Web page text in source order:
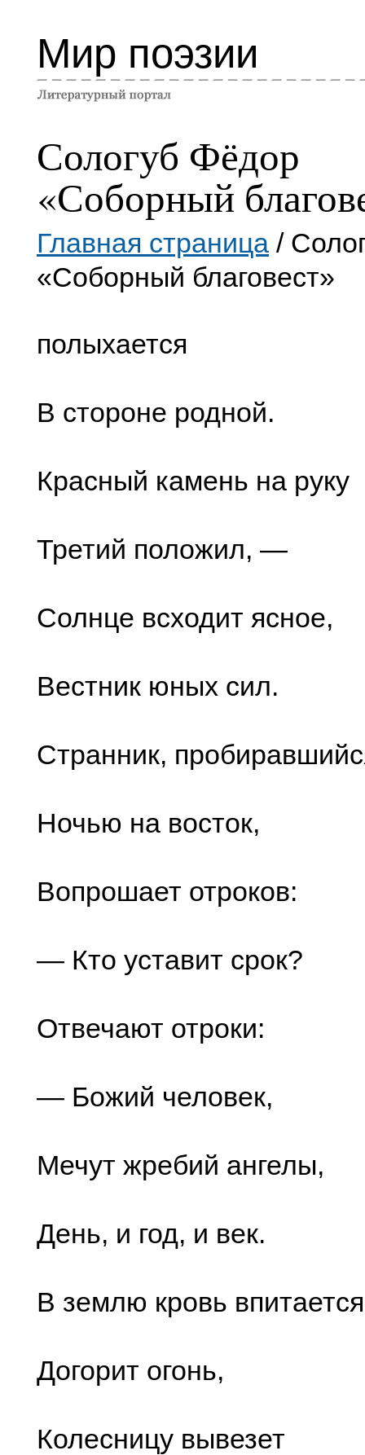
Мир поэзии
Сологуб Фёдор
«Соборный
Главная страница /
«Соборный благовест»
полыхается
В стороне родной.
Красный камень на руку
Третий положил, —
Солнце всходит ясное,
Вестник юных сил.
Странник,
Ночью на восток,
Вопрошает отроков:
— Кто уставит срок?
Отвечают отроки:
— Божий человек,
Мечут жребий ангелы,
День, и год, и век.
В землю кровь
Догорит огонь,
Колесницу вывезет